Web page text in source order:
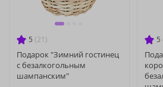
5 (21)
Подарок "Зимний гостинец
с безалкогольным
шампанским"
5